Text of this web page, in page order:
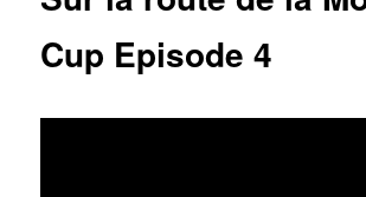
Cup Episode 4